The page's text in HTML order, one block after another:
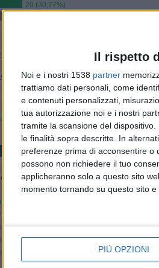
Il rispetto
Noi e i nostri 1538 partner
trattiamo dati personali, come
e contenuti personalizzati,
tua autorizzazione noi e i nostri
tramite la scansione del
le finalità sopra descritte. In
preferenze prima di acconsentire o
possono non richiedere il tuo
applicheranno solo a questo sito
momento tornando su questo sito
PIÙ OPZIONI
20 (30,77%)
60%
(13,85%)